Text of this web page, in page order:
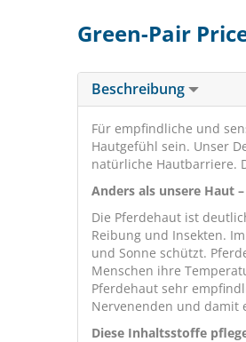
Green-Pair
Beschreibung
Für empfindliche und
Hautgefühl sein. Unser
natürliche Hautbarriere.
Anders als unsere Haut
Die Pferdehaut ist
Reibung und Insekten.
und Sonne schützt.
Menschen ihre
Pferdehaut sehr
Nervenenden und damit
Diese Inhaltsstoffe